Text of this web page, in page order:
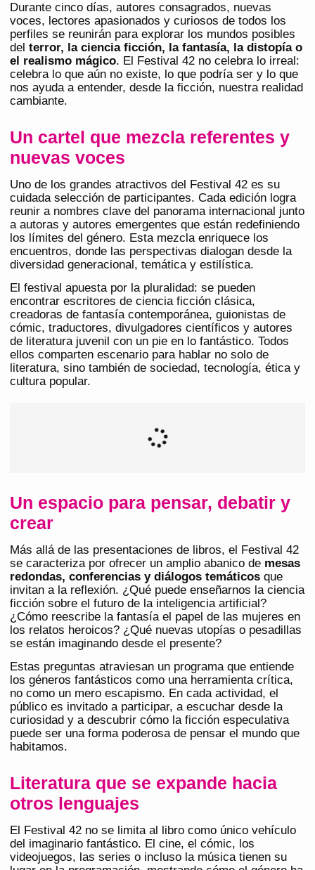
Durante cinco días, autores consagrados, nuevas
voces, lectores apasionados y curiosos de todos los
perfiles se reunirán para explorar los mundos posibles
del terror, la ciencia ficción, la fantasía, la distopía o
el realismo mágico. El Festival 42 no celebra lo irreal:
celebra lo que aún no existe, lo que podría ser y lo que
nos ayuda a entender, desde la ficción, nuestra realidad
cambiante.
Un cartel que mezcla referentes y
nuevas voces
Uno de los grandes atractivos del Festival 42 es su
cuidada selección de participantes. Cada edición logra
reunir a nombres clave del panorama internacional junto
a autoras y autores emergentes que están redefiniendo
los límites del género. Esta mezcla enriquece los
encuentros, donde las perspectivas dialogan desde la
diversidad generacional, temática y estilística.
El festival apuesta por la pluralidad: se pueden
encontrar escritores de ciencia ficción clásica,
creadoras de fantasía contemporánea, guionistas de
cómic, traductores, divulgadores científicos y autores
de literatura juvenil con un pie en lo fantástico. Todos
ellos comparten escenario para hablar no solo de
literatura, sino también de sociedad, tecnología, ética y
cultura popular.
Un espacio para pensar, debatir y
crear
Más allá de las presentaciones de libros, el Festival 42
se caracteriza por ofrecer un amplio abanico de mesas
redondas, conferencias y diálogos temáticos que
invitan a la reflexión. ¿Qué puede enseñarnos la ciencia
ficción sobre el futuro de la inteligencia artificial?
¿Cómo reescribe la fantasía el papel de las mujeres en
los relatos heroicos? ¿Qué nuevas utopías o pesadillas
se están imaginando desde el presente?
Estas preguntas atraviesan un programa que entiende
los géneros fantásticos como una herramienta crítica,
no como un mero escapismo. En cada actividad, el
público es invitado a participar, a escuchar desde la
curiosidad y a descubrir cómo la ficción especulativa
puede ser una forma poderosa de pensar el mundo que
habitamos.
Literatura que se expande hacia
otros lenguajes
El Festival 42 no se limita al libro como único vehículo
del imaginario fantástico. El cine, el cómic, los
videojuegos, las series o incluso la música tienen su